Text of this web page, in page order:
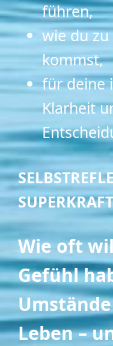
führen,
wie du
kommst,
für deine
Klarheit
Wie oft
Gefühl
Leben –